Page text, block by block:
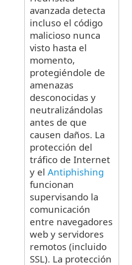
avanzada detecta
incluso el código
malicioso nunca
visto hasta el
momento,
protegiéndole de
amenazas
desconocidas y
neutralizándolas
antes de que
causen daños. La
protección del
tráfico de Internet
y el Antiphishing
funcionan
supervisando la
comunicación
entre navegadores
web y servidores
remotos (incluido
SSL). La protección